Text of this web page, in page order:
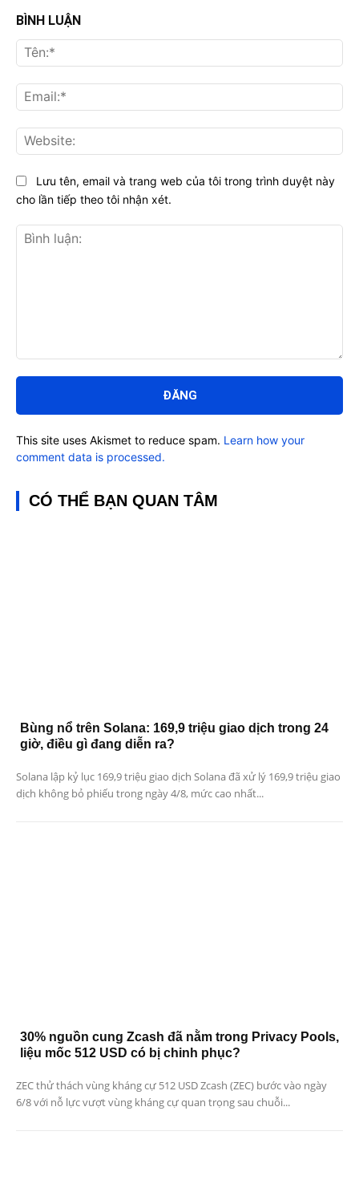
BÌNH LUẬN
luận:
Lưu tên, email và trang web của tôi trong trình duyệt này
cho lần tiếp theo tôi nhận xét.
This site uses Akismet to reduce spam. Learn how your
comment data is processed.
CÓ THỂ BẠN QUAN TÂM
Bùng nổ trên Solana: 169,9 triệu giao dịch trong 24
giờ, điều gì đang diễn ra?
Solana lập kỷ lục 169,9 triệu giao dịch Solana đã xử lý 169,9 triệu giao
dịch không bỏ phiếu trong ngày 4/8, mức cao nhất...
30% nguồn cung Zcash đã nằm trong Privacy Pools,
liệu mốc 512 USD có bị chinh phục?
ZEC thử thách vùng kháng cự 512 USD Zcash (ZEC) bước vào ngày
6/8 với nỗ lực vượt vùng kháng cự quan trọng sau chuỗi...